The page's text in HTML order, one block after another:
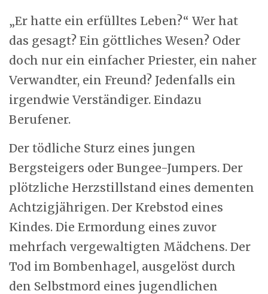
„Er hatte ein erfülltes Leben?“ Wer hat
das gesagt? Ein göttliches Wesen? Oder
doch nur ein einfacher Priester, ein naher
Verwandter, ein Freund? Jedenfalls ein
irgendwie Verständiger. Eindazu
Berufener.
Der tödliche Sturz eines jungen
Bergsteigers oder Bungee-Jumpers. Der
plötzliche Herzstillstand eines dementen
Achtzigjährigen. Der Krebstod eines
Kindes. Die Ermordung eines zuvor
mehrfach vergewaltigten Mädchens. Der
Tod im Bombenhagel, ausgelöst durch
den Selbstmord eines jugendlichen